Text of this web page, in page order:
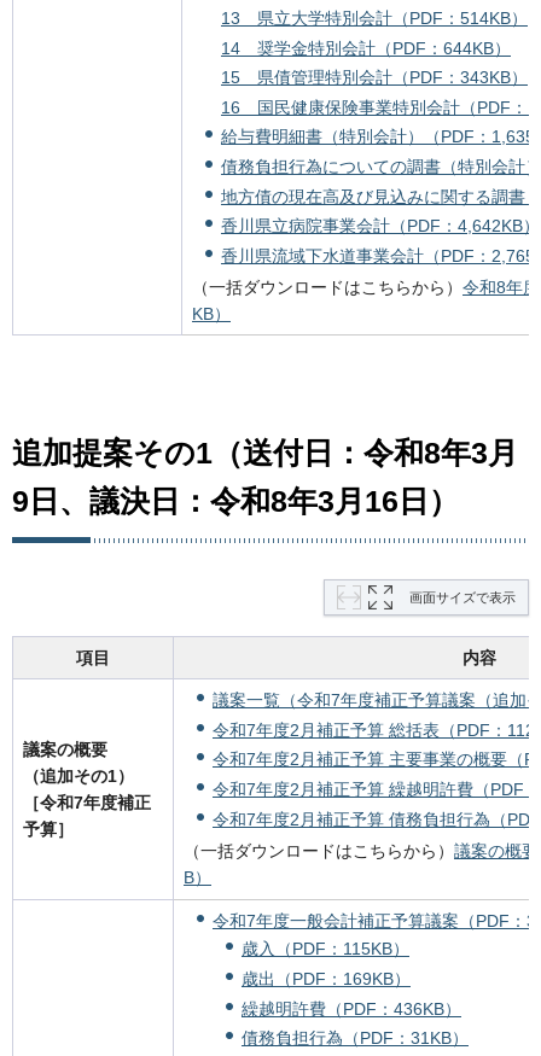
13 県立大学特別会計（PDF：514KB）
14 奨学金特別会計（PDF：644KB）
15 県債管理特別会計（PDF：343KB）
16 国民健康保険事業特別会計（PDF：
給与費明細書（特別会計）（PDF：
債務負担行為についての調書（特別会計
地方債の現在高及び見込みに関する調書
香川県立病院事業会計（PDF：4,642KB）
香川県流域下水道事業会計（PDF：
（一括ダウンロードはこちらから） 令和8年
KB）
追加提案その1（送付日：令和8年3月
9日 、議決日：令和8年3月16日）
画面サイズで表示
項目 内容
議案の概要
（追加その1）
［令和7年度補正
予算］
議案一覧（令和7年度補正予算議案（追加
令和7年度2月補正予算 総括表（PDF：
令和7年度2月補正予算 主要事業の概要（
令和7年度2月補正予算 繰越明許費（PDF
令和7年度2月補正予算 債務負担行為（
（一括ダウンロードはこちらから） 議案の概
B）
令和7年度一般会計補正予算議案（PDF：
歳入（PDF：115KB）
歳出（PDF：169KB）
繰越明許費（PDF：436KB）
債務負担行為（PDF：31KB）